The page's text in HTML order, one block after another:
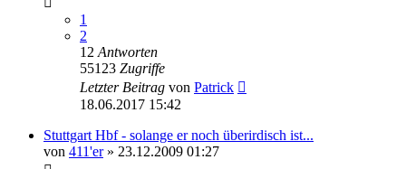
1
2
12 Antworten
55123 Zugriffe
Letzter Beitrag von Patrick
18.06.2017 15:42
Stuttgart Hbf - solange er noch überirdisch ist...
von 411'er» 23.12.2009 01:27